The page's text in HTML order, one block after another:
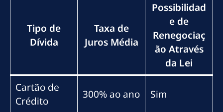
Tipo de
Dívida
Taxa de
Juros Média
Possibilidad
e de
Renegociaç
ão Através
da Lei
Cartão de
Crédito
300% ao ano Sim